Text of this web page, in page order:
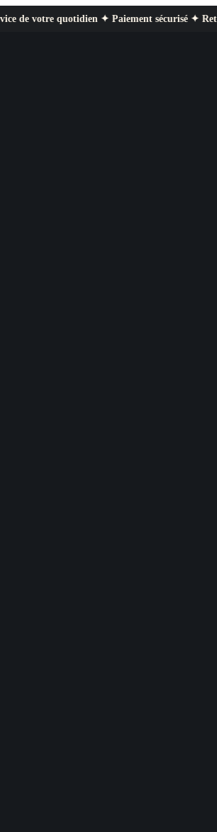
quotidien ✦ Paiement sécurisé ✦ Retours faciles